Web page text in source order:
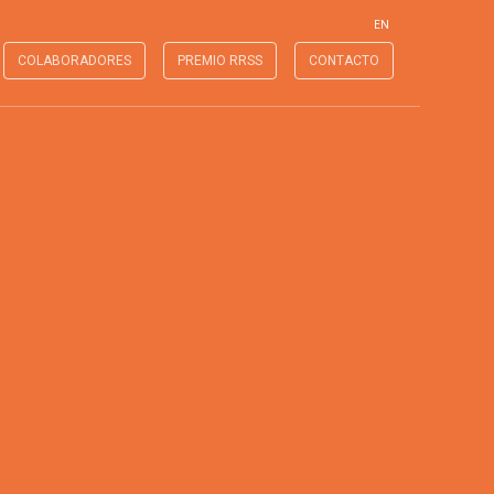
EN
COLABORADORES PREMIO RRSS CONTACTO